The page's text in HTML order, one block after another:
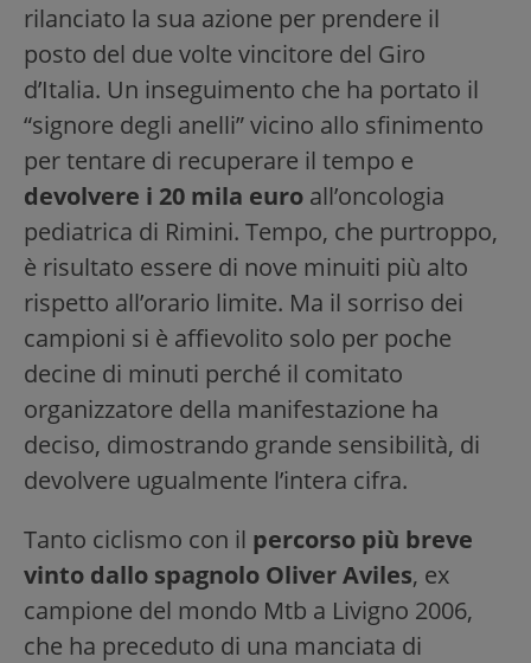
rilanciato la sua azione per prendere il
posto del due volte vincitore del Giro
d’Italia. Un inseguimento che ha portato il
“signore degli anelli” vicino allo sfinimento
per tentare di recuperare il tempo e
devolvere i 20 mila euro all’oncologia
pediatrica di Rimini. Tempo, che purtroppo,
è risultato essere di nove minuiti più alto
rispetto all’orario limite. Ma il sorriso dei
campioni si è affievolito solo per poche
decine di minuti perché il comitato
organizzatore della manifestazione ha
deciso, dimostrando grande sensibilità, di
devolvere ugualmente l’intera cifra.
Tanto ciclismo con il percorso più breve
vinto dallo spagnolo Oliver Aviles, ex
campione del mondo Mtb a Livigno 2006,
che ha preceduto di una manciata di